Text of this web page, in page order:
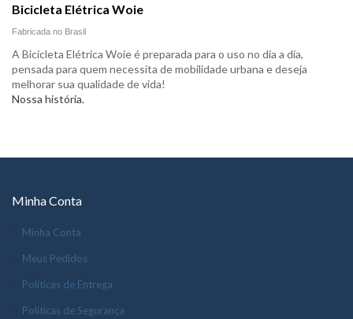
Bicicleta Elétrica Woie
Fabricada no Brasil
A Bicicleta Elétrica Woie é preparada para o uso no dia a dia,
pensada para quem necessita de mobilidade urbana e deseja
melhorar sua qualidade de vida!
Nossa história.
Minha Conta
Minha Conta
Meus Pedidos
Políticas de Entrega
Políticas de Segurança